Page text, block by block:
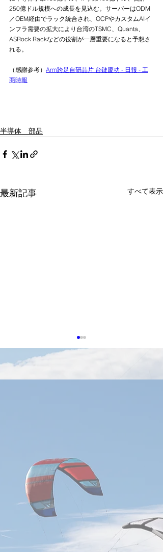
250億ドル規模への成長を見込む。サーバーはODM
／OEM経由でラック統合され、OCPやカスタムAIイ
ンフラ需要の拡大により台湾のTSMC、Quanta、
ASRock Rackなどの役割が一層重要になると予想さ
れる。
（感謝参考） Arm跨足自研晶片 台鏈慶功 - 日報 - 工
商時報
半導体 部品
最新記事 すべて表示